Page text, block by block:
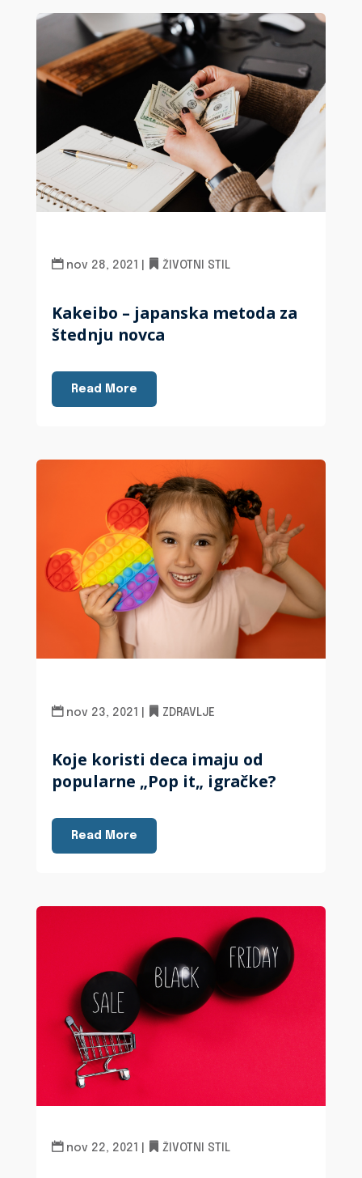
Kakeibo – japanska metoda za
štednju novca
nov 28, 2021 ŽIVOTNI STIL
Read More
Koje koristi deca imaju od
popularne „Pop it„ igračke?
nov 23, 2021 ZDRAVLJE
Read More
nov 22, 2021 ŽIVOTNI STIL